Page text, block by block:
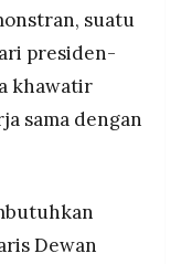
suatu
presiden-
khawatir
sama dengan
Dewan